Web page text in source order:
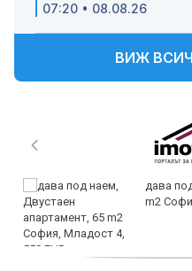
07:20 • 08.08.26
ВИЖ
дава
m2